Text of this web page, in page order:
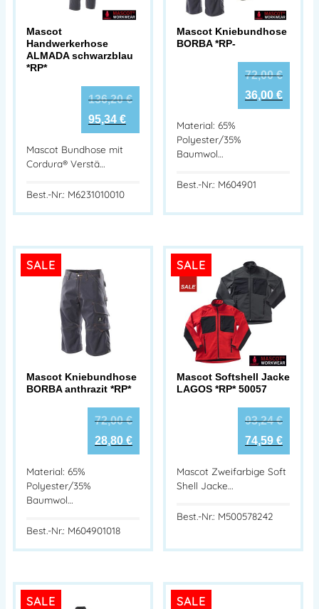
Mascot
Handwerkerhose
ALMADA schwarzblau
*RP*
136,20€
95,34 €
Mascot Bundhose mit
Cordura® Verstä…
Best.-Nr.: M6231010010
Mascot Kniebundhose
BORBA *RP-
72,00€
36,00 €
Material: 65%
Polyester/35%
Baumwol…
Best.-Nr.: M604901
SALE
Mascot Kniebundhose
BORBA anthrazit *RP*
72,00€
28,80 €
Material: 65%
Polyester/35%
Baumwol…
Best.-Nr.: M604901018
SALE
Mascot Softshell Jacke
LAGOS *RP* 50057
93,24€
74,59 €
Mascot Zweifarbige Soft
Shell Jacke…
Best.-Nr.: M500578242
SALE SALE